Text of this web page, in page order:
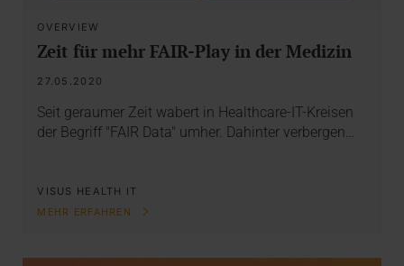
OVERVIEW
Zeit für mehr FAIR-Play in der Medizin
27.05.2020
Seit geraumer Zeit wabert in Healthcare-IT-Kreisen
der Begriff "FAIR Data" umher. Dahinter verbergen…
VISUS HEALTH IT
MEHR ERFAHREN